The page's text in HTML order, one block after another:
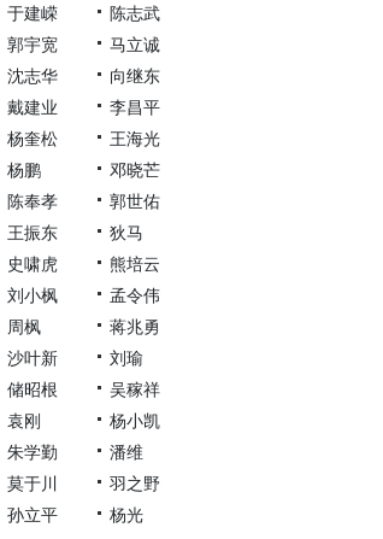
于建嵘
陈志武
郭宇宽
马立诚
沈志华
向继东
戴建业
李昌平
杨奎松
王海光
杨鹏
邓晓芒
陈奉孝
郭世佑
王振东
狄马
史啸虎
熊培云
刘小枫
孟令伟
周枫
蒋兆勇
沙叶新
刘瑜
储昭根
吴稼祥
袁刚
杨小凯
朱学勤
潘维
莫于川
羽之野
孙立平 杨光